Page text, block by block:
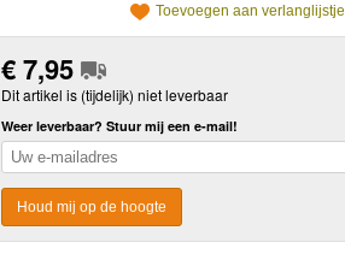
Toevoegen aan verlanglijstje
€7,95
Dit artikel is (tijdelijk) niet leverbaar
Weer leverbaar? Stuur mij een e-mail!
Houd mij op de hoogte